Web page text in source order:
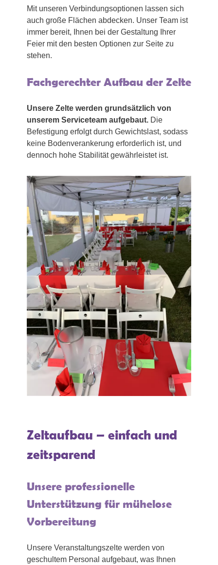
Mit unseren Verbindungsoptionen lassen sich
auch große Flächen abdecken. Unser Team ist
immer bereit, Ihnen bei der Gestaltung Ihrer
Feier mit den besten Optionen zur Seite zu
stehen.
Fachgerechter Aufbau der Zelte
Unsere Zelte werden grundsätzlich von
unserem Serviceteam aufgebaut. Die
Befestigung erfolgt durch Gewichtslast, sodass
keine Bodenverankerung erforderlich ist, und
dennoch hohe Stabilität gewährleistet ist.
Zeltaufbau – einfach und
zeitsparend
Unsere professionelle
Unterstützung für mühelose
Vorbereitung
Unsere Veranstaltungszelte werden von
geschultem Personal aufgebaut, was Ihnen